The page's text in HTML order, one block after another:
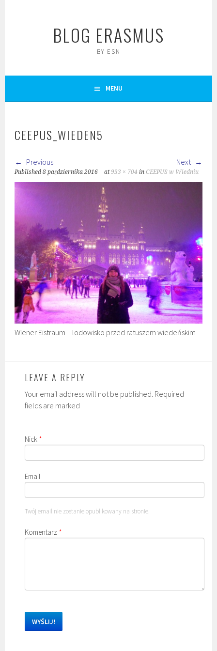
BLOG ERASMUS
BY ESN
MENU
CEEPUS_WIEDEN5
Previous Next
Published8 października 2016 at933 × 704 inCEEPUS w Wiedniu
Wiener Eistraum – lodowisko przed ratuszem wiedeńskim
LEAVE A REPLY
Your email address will not be published. Required
fields are marked
Nick *
Email
Twój email nie zostanie opublikowany na stronie.
Komentarz *